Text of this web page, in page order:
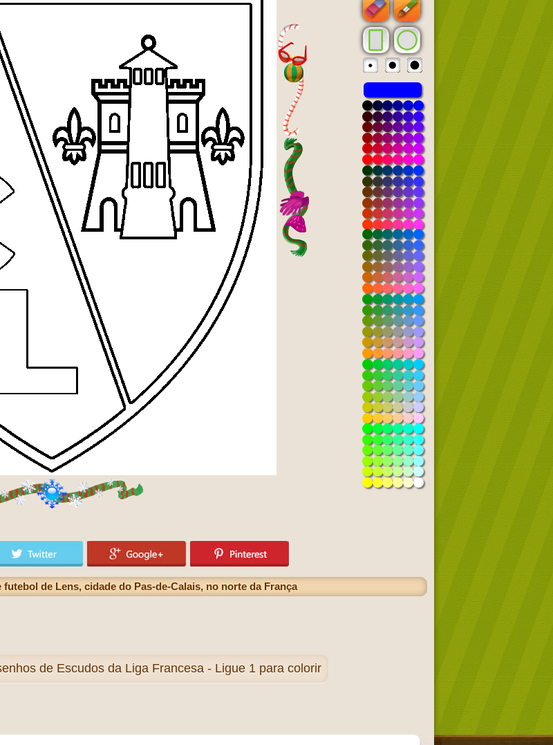
de Lens, cidade do Pas-de-Calais, no norte da França
de Escudos da Liga Francesa - Ligue 1 para colorir